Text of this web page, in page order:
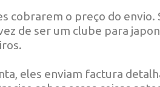
cobrarem o preço do
de ser um clube para
eles enviam factura